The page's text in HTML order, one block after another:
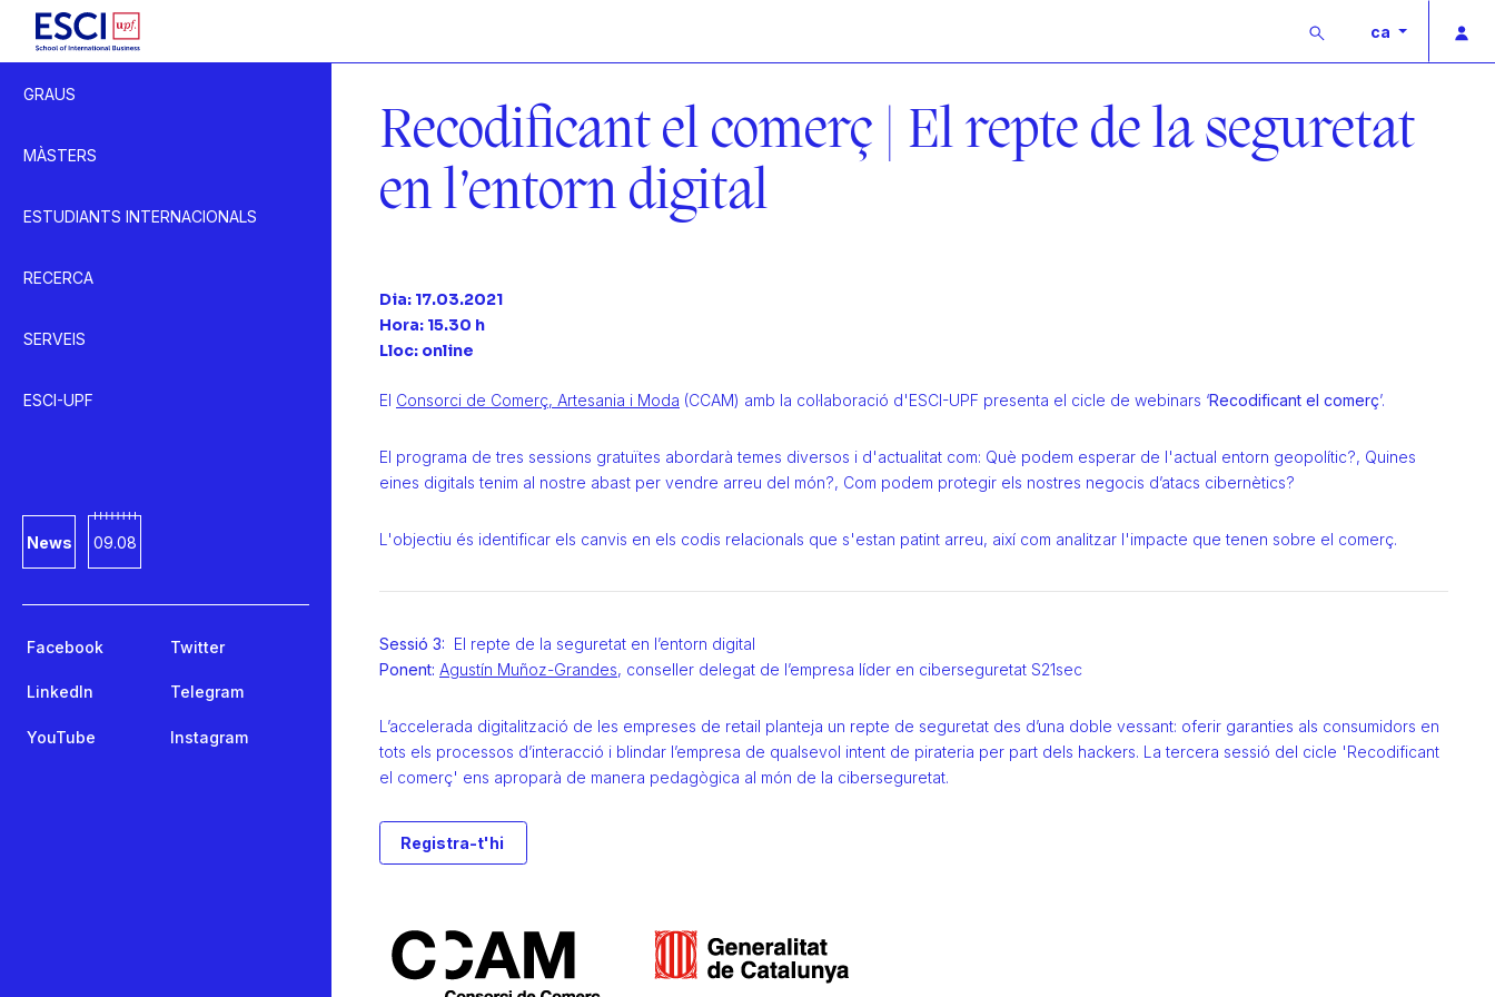
Buscar ca
GRAUS
MÀSTERS
ESTUDIANTS INTERNACIONALS
RECERCA
SERVEIS
ESCI-UPF
News 09.08
Facebook Twitter
LinkedIn Telegram
YouTube Instagram
Recodificant el comerç | El repte de la seguretat
en l’entorn digital
Dia: 17.03.2021
Hora: 15.30 h
Lloc: online
El Consorci de Comerç, Artesania i Moda (CCAM) amb la col·laboració d'ESCI-UPF presenta el cicle de webinars ‘Recodificant el comerç’.
El programa de tres sessions gratuïtes abordarà temes diversos i d'actualitat com: Què podem esperar de l'actual entorn geopolític?, Quines
eines digitals tenim al nostre abast per vendre arreu del món?, Com podem protegir els nostres negocis d’atacs cibernètics?
L'objectiu és identificar els canvis en els codis relacionals que s'estan patint arreu, així com analitzar l'impacte que tenen sobre el comerç.
Sessió 3: El repte de la seguretat en l’entorn digital
Ponent: Agustín Muñoz-Grandes, conseller delegat de l’empresa líder en ciberseguretat S21sec
L’accelerada digitalització de les empreses de retail planteja un repte de seguretat des d’una doble vessant: oferir garanties als consumidors en
tots els processos d’interacció i blindar l’empresa de qualsevol intent de pirateria per part dels hackers. La tercera sessió del cicle 'Recodificant
el comerç' ens aproparà de manera pedagògica al món de la ciberseguretat.
Registra-t'hi